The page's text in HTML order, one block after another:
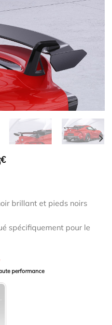
€Le
1550,06€.
brillant et pieds noirs
spécifiquement pour le
performance